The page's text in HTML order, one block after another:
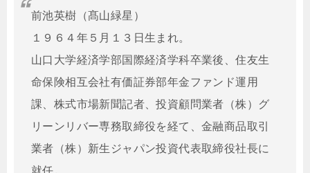
前池英樹（髙山緑星）
１９６４年５月１３日生まれ。
山口大学経済学部国際経済学科卒業後、住友生
命保険相互会社有価証券部年金ファンド運用
課、株式市場新聞記者、投資顧問業者（株）グ
リーンリバー専務取締役を経て、金融商品取引
業者（株）新生ジャパン投資代表取締役社長に
就任。